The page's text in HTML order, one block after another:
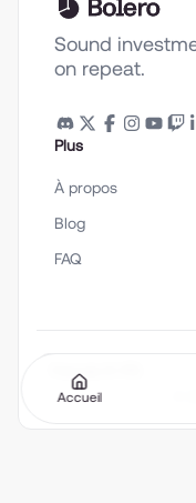
Sound
on repeat.
Plus
À propos
Blog
FAQ
Français (fr-FR)
Accueil